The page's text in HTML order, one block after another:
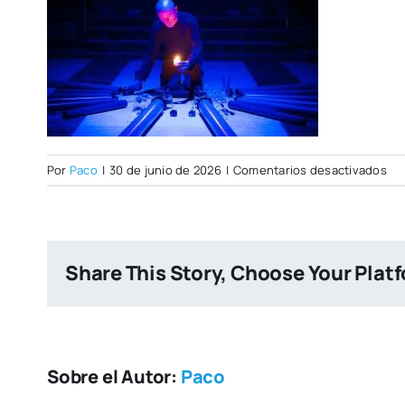
Por Paco | 30 de junio de 2026 | Comentarios desactivadosen
Share This Story, Choose Your
Sobre el Autor: Paco